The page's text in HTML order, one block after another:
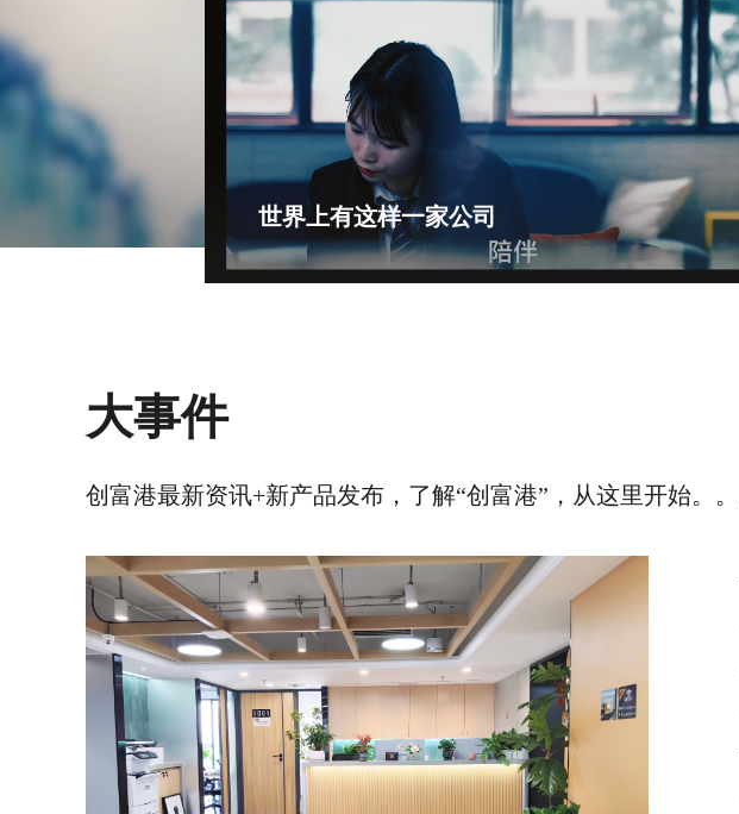
世界上有这样一家公司
大事件
创富港最新资讯+新产品发布，了解“创富港”，从这里开始。。